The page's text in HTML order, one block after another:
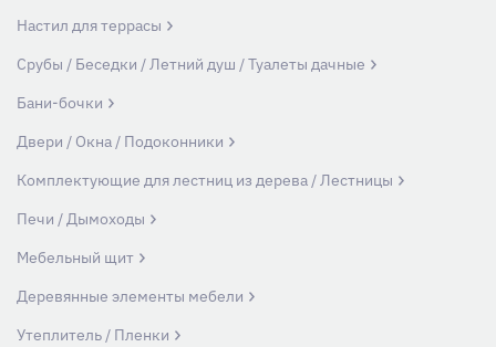
Настил для террасы
Срубы / Беседки / Летний душ / Туалеты дачные
Бани-бочки
Двери / Окна / Подоконники
Комплектующие для лестниц из дерева / Лестницы
Печи / Дымоходы
Мебельный щит
Деревянные элементы мебели
Утеплитель / Пленки